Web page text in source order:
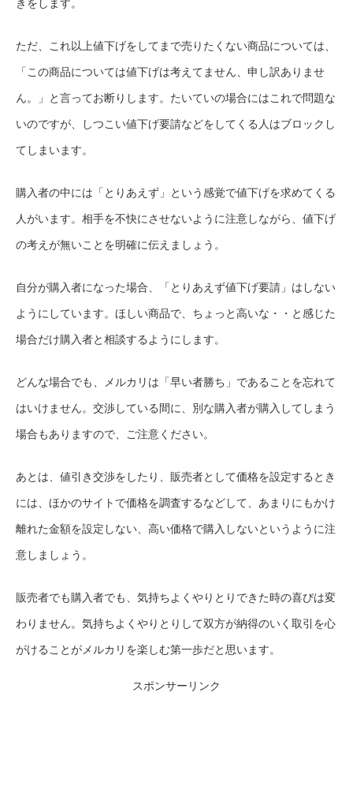
きをします。
ただ、これ以上値下げをしてまで売りたくない商品については、
「この商品については値下げは考えてません、申し訳ありませ
ん。」と言ってお断りします。たいていの場合にはこれで問題な
いのですが、しつこい値下げ要請などをしてくる人はブロックし
てしまいます。
購入者の中には「とりあえず」という感覚で値下げを求めてくる
人がいます。相手を不快にさせないように注意しながら、値下げ
の考えが無いことを明確に伝えましょう。
自分が購入者になった場合、「とりあえず値下げ要請」はしない
ようにしています。ほしい商品で、ちょっと高いな・・と感じた
場合だけ購入者と相談するようにします。
どんな場合でも、メルカリは「早い者勝ち」であることを忘れて
はいけません。交渉している間に、別な購入者が購入してしまう
場合もありますので、ご注意ください。
あとは、値引き交渉をしたり、販売者として価格を設定するとき
には、ほかのサイトで価格を調査するなどして、あまりにもかけ
離れた金額を設定しない、高い価格で購入しないというように注
意しましょう。
販売者でも購入者でも、気持ちよくやりとりできた時の喜びは変
わりません。気持ちよくやりとりして双方が納得のいく取引を心
がけることがメルカリを楽しむ第一歩だと思います。
スポンサーリンク